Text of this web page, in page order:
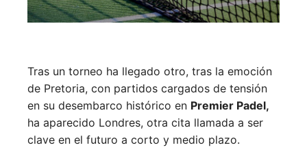
Tras un torneo ha llegado otro, tras la emoción
de Pretoria, con partidos cargados de tensión
en su desembarco histórico en Premier Padel,
ha aparecido Londres, otra cita llamada a ser
clave en el futuro a corto y medio plazo.